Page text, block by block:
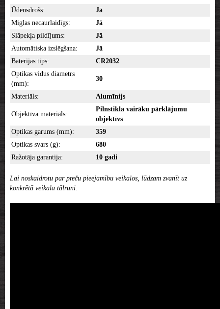
Ūdensdrošs:
Jā
Miglas necaurlaidīgs:
Jā
Slāpekļa pildījums:
Jā
Automātiska izslēgšana:
Jā
Baterijas tips:
CR2032
Optikas vidus diametrs
(mm):
30
Materiāls: Alumīnijs
Objektīva materiāls:
Pilnstikla vairāku pārklājumu
objektīvs
Optikas garums (mm):
359
Optikas svars (g):
680
Ražotāja garantija:
10 gadi
Lai noskaidrotu par preču pieejamību veikalos, lūdzam zvanīt uz
konkrētā veikala tālruni.